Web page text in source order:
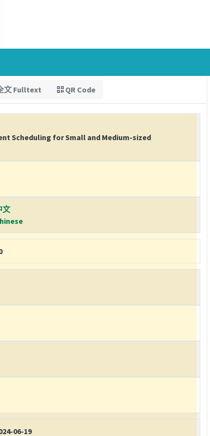
文 Fulltext QR Code
Scheduling for Small and Medium-sized
文
06-19